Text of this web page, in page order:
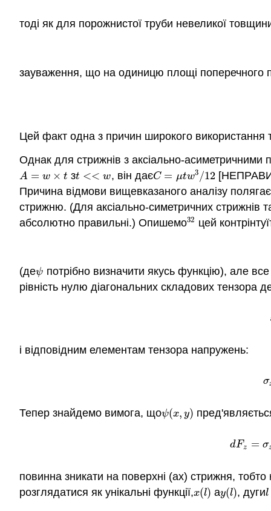
тоді як для порожнистої труби невеликої
зауваження, що на одиницю площі поперечного
Цей факт одна з причин широкого використання
Однак для стрижнів з аксіально-асиметричними
A = w × t
A=w ×t зt << w
t<<w , він даєC = μtw3 /12
C=μ w3/12
Причина відмови вищевказаного аналізу
стрижню. (Для аксіально-симетричних стрижнів
абсолютно правильні.) Опишемо32
32 цей
(деψ
ψ потрібно визначити якусь функцію), але
рівність нулю діагональних складових тензора
і відповідним елементам тензора напружень:
σ
Тепер знайдемо вимога, щоψ(x, y)
ψ(x, y)
dFz = σ
(7.6.15)
повинна зникати на поверхні (ах) стрижня,
розглядатися як унікальні функції,x(l)
x(l) аy(l)
y(l) , дугиl
l